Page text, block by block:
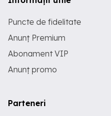
Puncte de fidelitate
Anunț Premium
Abonament VIP
Anunț promo
Parteneri